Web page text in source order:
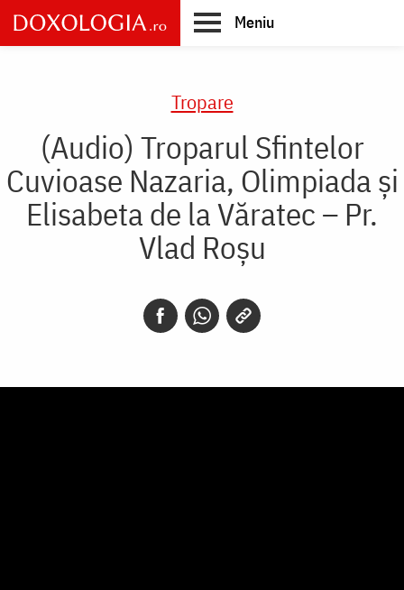
Skip
to
main
Meniu
Tropare
(Audio) Troparul Sfintelor
Cuvioase Nazaria, Olimpiada și
Elisabeta de la Văratec – Pr.
Vlad Roșu